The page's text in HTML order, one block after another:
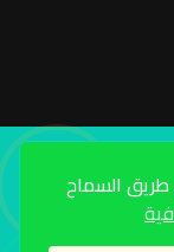
السماح
2024